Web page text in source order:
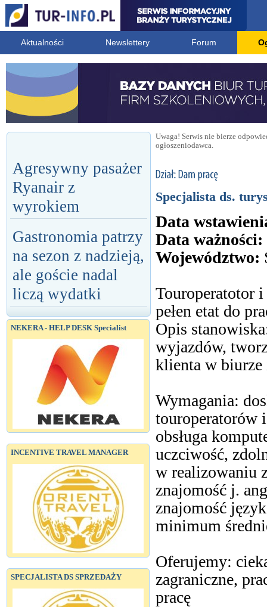
Aktualności Newslettery Forum
Agresywny pasażer
Ryanair z
wyrokiem
Gastronomia patrzy
na sezon z nadzieją,
ale goście nadal
liczą wydatki
NEKERA - HELP DESK Specialist
INCENTIVE TRAVEL MANAGER
SPECJALISTA DS SPRZEDAŻY
Uwaga! Serwis nie bierze
ogłoszeniodawca.
Specjalista ds.
Data
Data ważności:
Województwo:
Touroperatotor
pełen etat do
Opis
wyjazdów,
klienta w
Wymagania:
touroperatorów
obsługa
uczciwość,
w realizowaniu
znajomość j.
znajomość
minimum
Oferujemy:
zagraniczne,
pracę